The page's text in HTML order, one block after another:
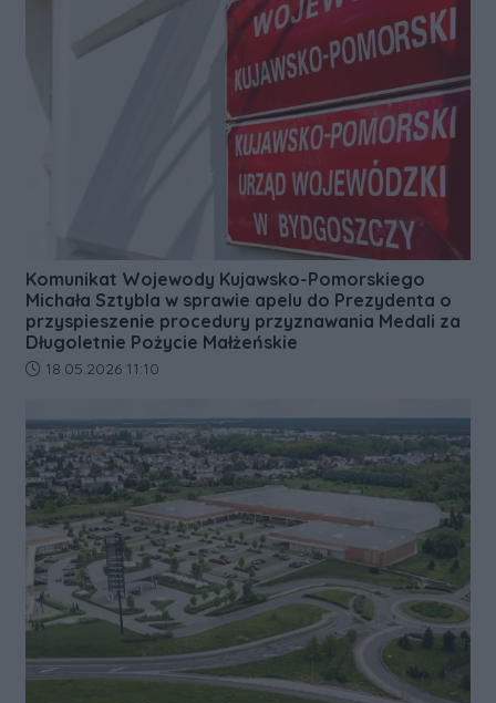
Komunikat Wojewody Kujawsko-Pomorskiego
Michała Sztybla w sprawie apelu do Prezydenta o
przyspieszenie procedury przyznawania Medali za
Długoletnie Pożycie Małżeńskie
Data dodania artykułu:
18.05.2026 11:10